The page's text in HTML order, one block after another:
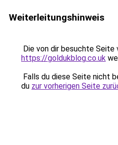
Weiterleitungshinweis
Die von dir besuchte Seite
https://goldukblog.co.uk
Falls du diese Seite nicht
du zur vorherigen Seite